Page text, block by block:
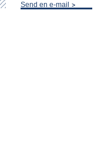
Send en e-mail